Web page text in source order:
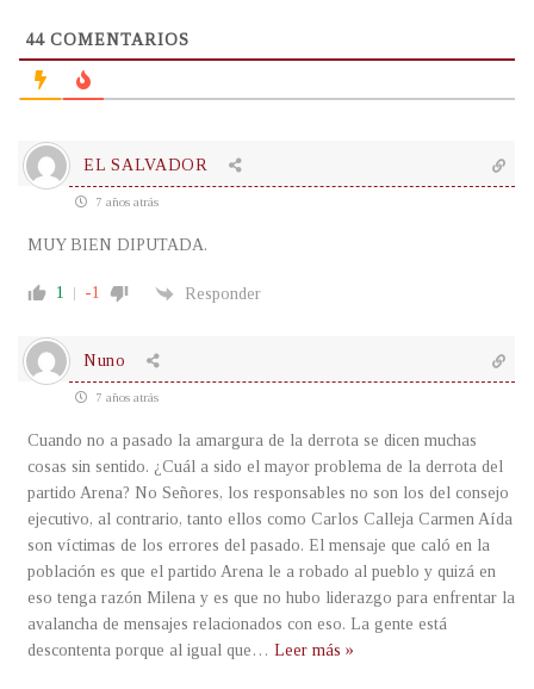
44COMENTARIOS
EL SALVADOR
7 años atrás
MUY BIEN DIPUTADA.
1 -1 Responder
Nuno
7 años atrás
Cuando no a pasado la amargura de la derrota se dicen muchas
cosas sin sentido. ¿Cuál a sido el mayor problema de la derrota del
partido Arena? No Señores, los responsables no son los del consejo
ejecutivo, al contrario, tanto ellos como Carlos Calleja Carmen Aída
son víctimas de los errores del pasado. El mensaje que caló en la
población es que el partido Arena le a robado al pueblo y quizá en
eso tenga razón Milena y es que no hubo liderazgo para enfrentar la
avalancha de mensajes relacionados con eso. La gente está
descontenta porque al igual que … Leer más »